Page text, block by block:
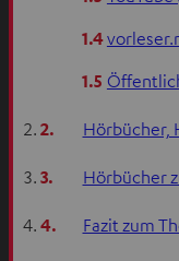
1.4
1.5
2. Hörbücher,
3. Hörbücher
4. Fazit zum